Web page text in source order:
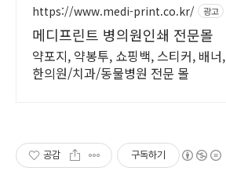
https://www.medi-print.co.kr/ 광고
메디프린트 병의원인쇄 전문몰
약포지, 약봉투, 쇼핑백, 스티커, 배너,
한의원/치과/동물병원 전문 몰
공감 구독하기